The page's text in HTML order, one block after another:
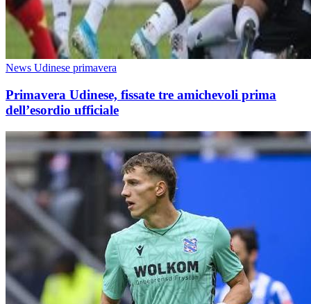
News Udinese primavera
Primavera Udinese, fissate tre amichevoli prima
dell’esordio ufficiale